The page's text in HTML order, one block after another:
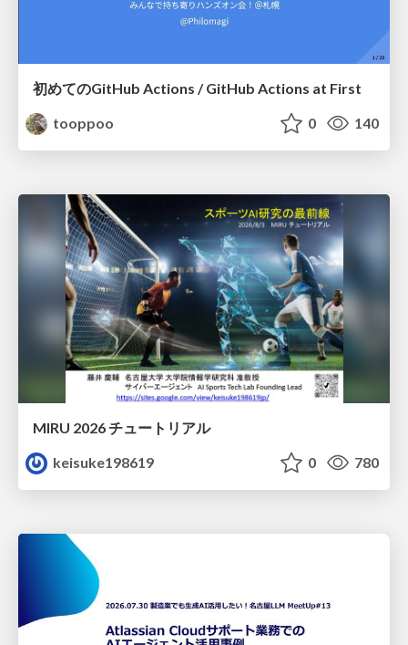
初めてのGitHub Actions / GitHub Actions at First
tooppoo
0 140
MIRU 2026 チュートリアル
keisuke198619
0 780